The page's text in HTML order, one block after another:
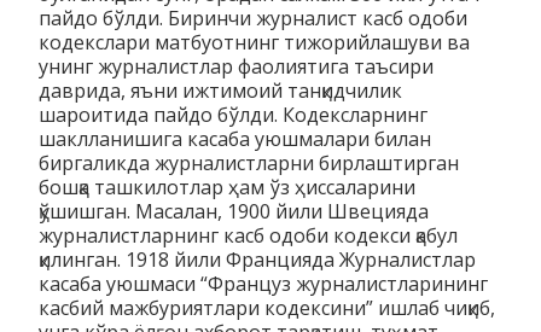
пайдо бўлди. Биринчи журналист касб одоби
кодекслари матбуотнинг тижорийлашуви ва
унинг журналистлар фаолиятига таъсири
даврида, яъни ижтимоий танқидчилик
шароитида пайдо бўлди. Кодексларнинг
шаклланишига касаба уюшмалари билан
биргаликда журналистларни бирлаштирган
бошқа ташкилотлар ҳам ўз ҳиссаларини
қўшишган. Масалан, 1900 йили Швецияда
журналистларнинг касб одоби кодекси қабул
қилинган. 1918 йили Францияда Журналистлар
касаба уюшмаси “Француз журналистларининг
касбий мажбуриятлари кодексини” ишлаб чиқиб,